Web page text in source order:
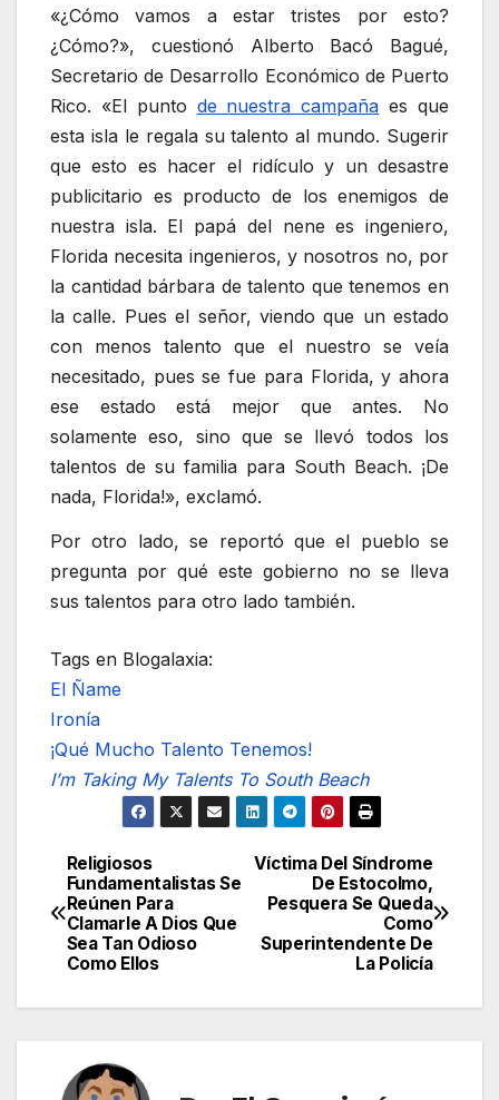
«¿Cómo vamos a estar tristes por esto?
¿Cómo?», cuestionó Alberto Bacó Bagué,
Secretario de Desarrollo Económico de Puerto
Rico. «El punto de nuestra campaña es que
esta isla le regala su talento al mundo. Sugerir
que esto es hacer el ridículo y un desastre
publicitario es producto de los enemigos de
nuestra isla. El papá del nene es ingeniero,
Florida necesita ingenieros, y nosotros no, por
la cantidad bárbara de talento que tenemos en
la calle. Pues el señor, viendo que un estado
con menos talento que el nuestro se veía
necesitado, pues se fue para Florida, y ahora
ese estado está mejor que antes. No
solamente eso, sino que se llevó todos los
talentos de su familia para South Beach. ¡De
nada, Florida!», exclamó.
Por otro lado, se reportó que el pueblo se
pregunta por qué este gobierno no se lleva
sus talentos para otro lado también.
Tags en Blogalaxia:
El Ñame
Ironía
¡Qué Mucho Talento Tenemos!
I’m Taking My Talents To South Beach
Navegación
de
entradas
Víctima Del Síndrome
De Estocolmo,
Pesquera Se Queda
Como
Superintendente De
La Policía
Religiosos
Fundamentalistas Se
Reúnen Para
Clamarle A Dios Que
Sea Tan Odioso
Como Ellos